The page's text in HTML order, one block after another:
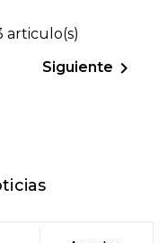
articulo(s)
Siguiente 